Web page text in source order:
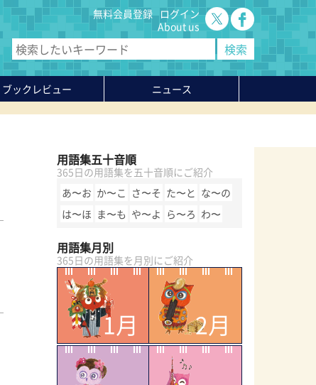
無料会員登録 ログイン
About us
ブックレビュー
ニュース
用語集五十音順
365日の用語集を五十音順にご紹介
あ〜お か〜こ さ〜そ た〜と な〜の
は〜ほ ま〜も や〜よ ら〜ろ わ〜
用語集月別
365日の用語集を月別にご紹介
1月 2月